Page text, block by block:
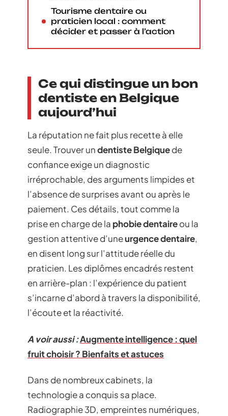
Tourisme dentaire ou
praticien local : comment
décider et passer à l’action
Ce qui distingue un bon
dentiste en Belgique
aujourd’hui
La réputation ne fait plus recette à elle
seule. Trouver undentiste Belgiquede
confiance exige un diagnostic
irréprochable, des arguments limpides et
l’absence de surprises avant ou après le
paiement. Ces détails, tout comme la
prise en charge de la phobie dentaireou la
gestion attentive d’uneurgence dentaire,
en disent long sur l’attitude réelle du
praticien. Les diplômes encadrés restent
en arrière-plan : l’expérience du patient
s’incarne d’abord à travers la disponibilité,
l’écoute et la réactivité.
A voir aussi :Augmente intelligence : quel
fruit choisir ? Bienfaits et astuces
Dans de nombreux cabinets, la
technologie a conquis sa place.
Radiographie 3D, empreintes numériques,